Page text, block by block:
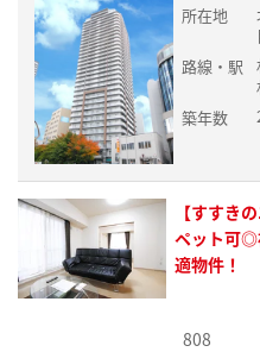
所在地
路線・駅
築年数
【すすき
ペット可◎
適物件！
808